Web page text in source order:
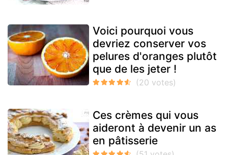
Voici pourquoi vous
devriez conserver vos
pelures d'oranges plutôt
que de les jeter !
Ces crèmes qui vous
aideront à devenir un as
en pâtisserie